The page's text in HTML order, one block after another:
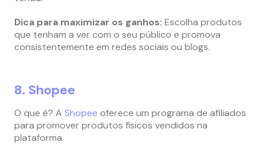
Dica para maximizar os ganhos: Escolha produtos
que tenham a ver com o seu público e promova
consistentemente em redes sociais ou blogs.
8. Shopee
O que é? A Shopee oferece um programa de afiliados
para promover produtos físicos vendidos na
plataforma.